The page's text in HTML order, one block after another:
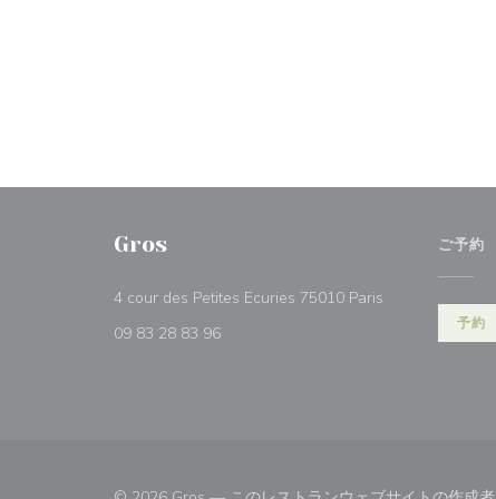
Gros
4 cour des Petites Ecuries 75010 Paris
09 83 28 83 96
ご予約
予約